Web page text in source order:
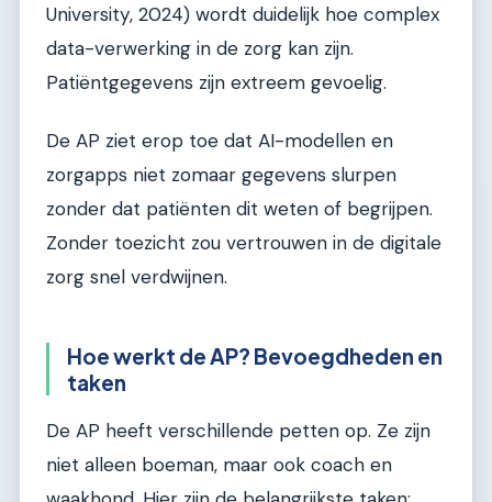
University, 2024) wordt duidelijk hoe complex
data-verwerking in de zorg kan zijn.
Patiëntgegevens zijn extreem gevoelig.
De AP ziet erop toe dat AI-modellen en
zorgapps niet zomaar gegevens slurpen
zonder dat patiënten dit weten of begrijpen.
Zonder toezicht zou vertrouwen in de digitale
zorg snel verdwijnen.
Hoe werkt de AP? Bevoegdheden en
taken
De AP heeft verschillende petten op. Ze zijn
niet alleen boeman, maar ook coach en